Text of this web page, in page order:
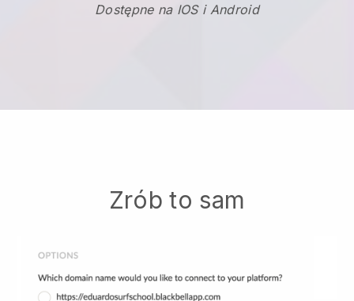
Dostępne na IOS i Android
Zrób to sam